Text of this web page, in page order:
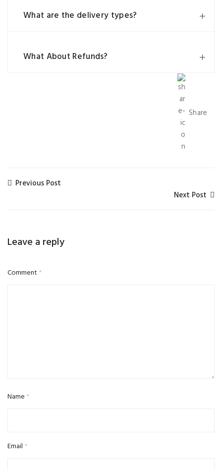
What are the delivery types?
What About Refunds?
Share
Previous Post
Next Post
Leave a reply
Comment *
Name *
Email *